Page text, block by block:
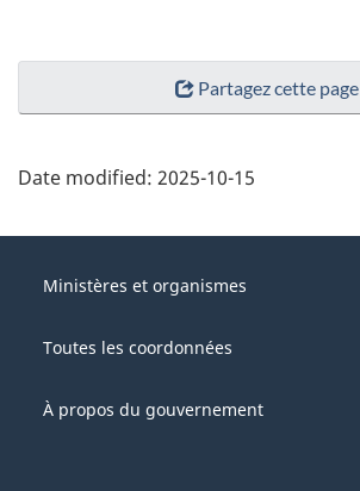
Partagez cette page
Date modified: 2025-10-15
thisGouvernement
Canada
Ministères et organismes
Toutes les coordonnées
À propos du gouvernement